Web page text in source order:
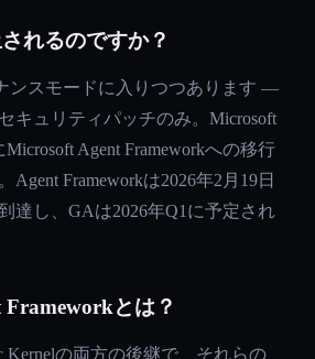
れるのですか？
ンスモードに入りつつあります —
キュリティパッチのみ。Microsoft
Agent Frameworkへの移行
Agent Frameworkは2026年2月19日
達し、GAは2026年Q1に予定され
とは？
Kernelの両方の後継で、それらの